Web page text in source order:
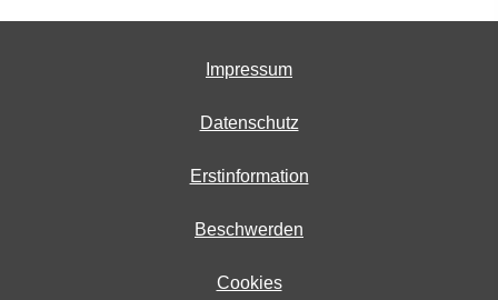
Impressum
Datenschutz
Erstinformation
Beschwerden
Cookies